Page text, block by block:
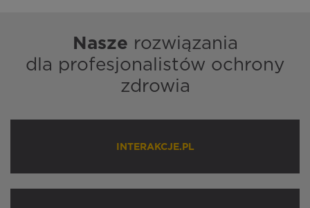
Nasze rozwiązania
dla profesjonalistów ochrony
zdrowia
INTERAKCJE.PL